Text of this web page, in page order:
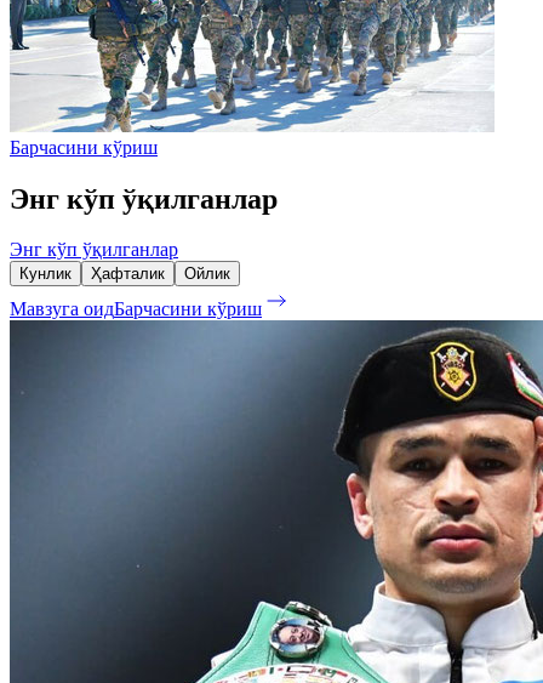
Барчасини кўриш
Энг кўп ўқилганлар
Энг кўп ўқилганлар
Кунлик Ҳафталик Ойлик
Мавзуга оидБарчасини кўриш